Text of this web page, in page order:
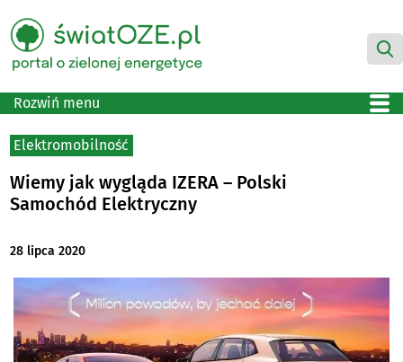
Rozwiń menu
Elektromobilność
Wiemy jak wygląda IZERA – Polski
Samochód Elektryczny
28 lipca 2020